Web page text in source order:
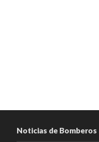
Noticias de Bomberos